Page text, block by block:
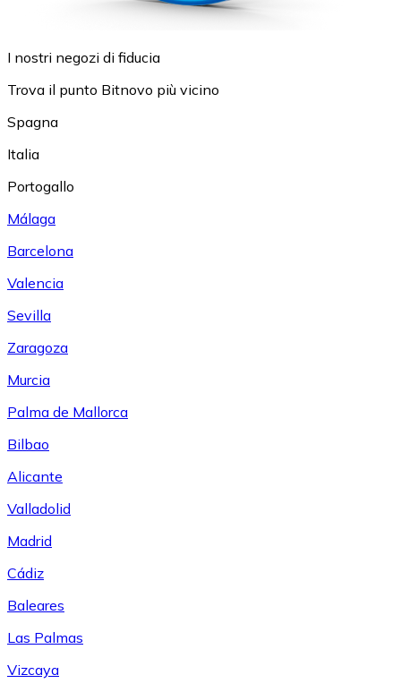
I nostri negozi di fiducia
Trova il punto Bitnovo più vicino
Spagna
Italia
Portogallo
Málaga
Barcelona
Valencia
Sevilla
Zaragoza
Murcia
Palma de Mallorca
Bilbao
Alicante
Valladolid
Madrid
Cádiz
Baleares
Las Palmas
Vizcaya